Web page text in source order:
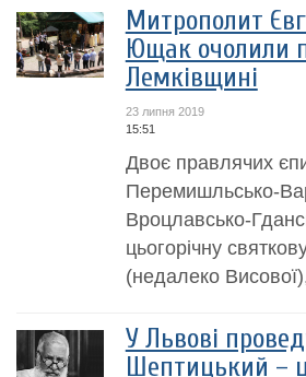
Митрополит
Ющак очолили
Лемківщині
23 липня 2019
15:51
Двоє правлячих
Перемишльсько-
Вроцлавсько-
цьогорічну
(недалеко
У Львові
Шептицький –